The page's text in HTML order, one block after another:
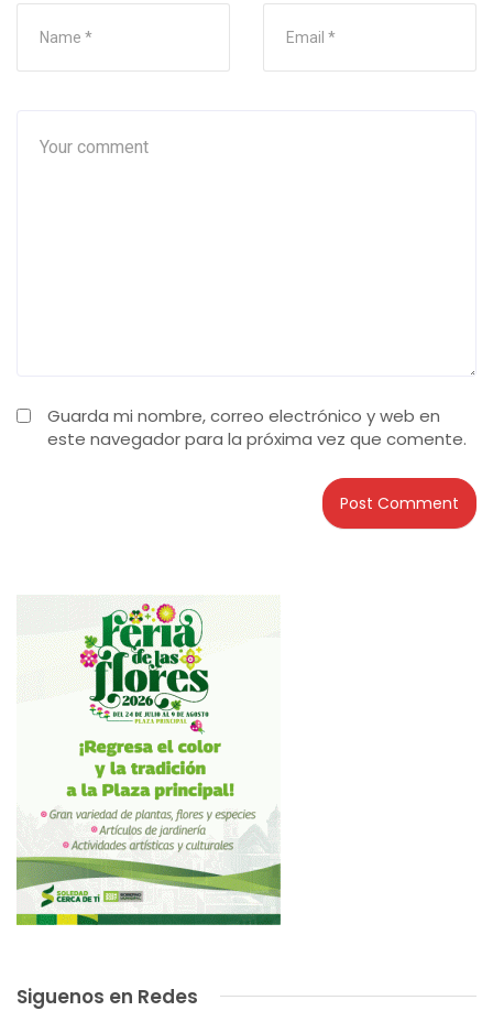
Guarda mi nombre, correo electrónico y web en
este navegador para la próxima vez que comente.
Siguenos en Redes